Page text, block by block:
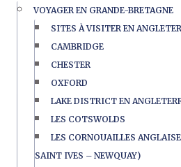
VOYAGER EN GRANDE-BRETAGNE
SITES À VISITER EN
CAMBRIDGE
CHESTER
OXFORD
LAKE DISTRICT EN
LES COTSWOLDS
LES CORNOUAILLES
SAINT IVES – NEWQUAY)